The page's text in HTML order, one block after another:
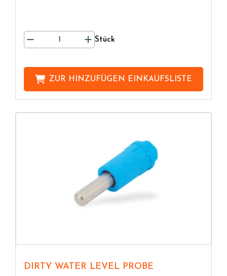
Stück
ZUR HINZUFÜGEN EINKAUFSLISTE
DIRTY WATER LEVEL PROBE